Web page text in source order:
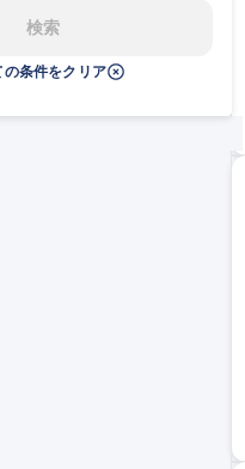
検索
の条件をクリア